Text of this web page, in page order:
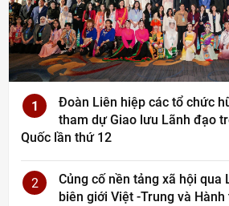
1
Đoàn Liên hiệp các tổ chức
tham dự Giao lưu Lãnh đạo
Quốc lần thứ 12
2
Củng cố nền tảng xã hội qua
biên giới Việt -Trung và